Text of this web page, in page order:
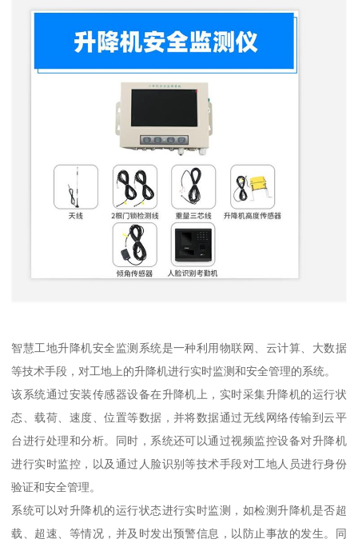
智慧工地升降机安全监测系统是一种利用物联网、云计算、大数据
等技术手段，对工地上的升降机进行实时监测和安全管理的系统。
该系统通过安装传感器设备在升降机上，实时采集升降机的运行状
态、载荷、速度、位置等数据，并将数据通过无线网络传输到云平
台进行处理和分析。同时，系统还可以通过视频监控设备对升降机
进行实时监控，以及通过人脸识别等技术手段对工地人员进行身份
验证和安全管理。
系统可以对升降机的运行状态进行实时监测，如检测升降机是否超
载、超速、等情况，并及时发出预警信息，以防止事故的发生。同